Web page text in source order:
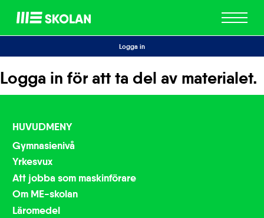
ME
Skolan
Logga in
Logga in för att ta del av materialet.
HUVUDMENY
Gymnasienivå
Yrkesvux
Att jobba som maskinförare
Om ME-skolan
Läromedel